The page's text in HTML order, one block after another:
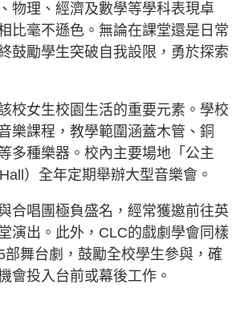
物理、經濟及數學等學科表現卓
比毫不遜色。無論在課堂還是日常
鼓勵學生突破自我設限，勇於探索
校女生校園生活的重要元素。學校
樂課程，教學範圍涵蓋木管、銅
多種樂器。校內主要場地「公主
）全年定期舉辦大型音樂會。
合唱團極負盛名，經常獲邀前往英
演出。此外，CLC的戲劇學會同樣
部舞台劇，鼓勵全校學生參與，確
會投入台前或幕後工作。